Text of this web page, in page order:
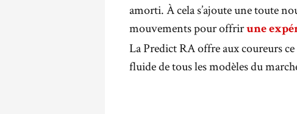
amorti. À cela s’ajoute une toute
mouvements pour offrirune
La Predict RA offre aux coureurs
fluide de tous les modèles du